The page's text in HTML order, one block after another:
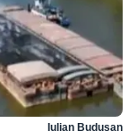
Iulian Budusan